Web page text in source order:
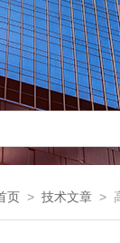
页 > 技术文章 >